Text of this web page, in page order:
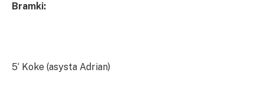
Bramki:
5‘ Koke (asysta Adrian)